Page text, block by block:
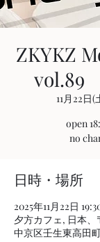
ZKYKZ
vol.89
11月22日(
open
no
日時・場所
2025年11月22日
夕方カフェ, 日本
中京区壬生東高田